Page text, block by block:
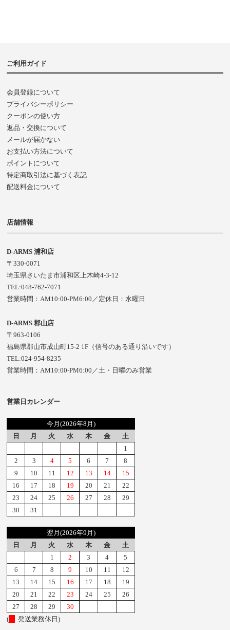
ご利用ガイド
会員登録について
プライバシーポリシー
クーポンの使い方
返品・交換について
メールが届かない
お支払い方法について
ポイントについて
特定商取引法に基づく表記
配送料金について
店舗情報
D-ARMS 浦和店
〒330-0071
埼玉県さいたま市浦和区上木崎4-3-12
TEL:048-762-7071
営業時間：AM10:00-PM6:00／定休日：水曜日
D-ARMS 郡山店
〒963-0106
福島県郡山市成山町15-2 1F（信号のある通り沿いです）
TEL:024-954-8235
営業時間：AM10:00-PM6:00／土・日曜のみ営業
営業日カレンダー
今月(2026年8月)
日
月 火 水 木 金
土
1
2
3 4 5 6 7
8
9
10 11 12 13 14
15
16
17 18 19 20 21
22
23
24 25 26 27 28
29
30
31
翌月(2026年9月)
日
月 火 水 木 金
土
1
2 3 4
5
6
7 8 9 10 11
12
13
14 15 16 17 18
19
20
21 22 23 24 25
26
27
28 29
30
(
発送業務休日)